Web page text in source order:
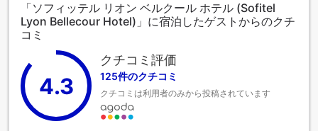
伝いします。定評のある当宿泊施設では、お客様のご滞在
中、肌寒い日は日中でも夜でも、暖炉の暖かさで快適にお過
ごしいただけます。ソフィッテル リオン ベルクール ホテルで
は最小限の荷物で旅行することが可能で、宿泊施設のランド
リーサービスはお客様の衣類を清潔に保ちます。また、室内
設備・サービスとしてルームサービスをご用意しております
ので、快適なご滞在をお楽しみいただけます。すべてのお客
様の健康と利便性を確保するため、当宿泊施設内は全面禁煙
となっております。 すべてのゲストとスタッフの健康とウェ
「ソフィッテル リオン ベルクール ホテル (Sofitel
Lyon Bellecour Hotel)」に宿泊したゲストからのクチ
コミ
4.3
クチコミ評価
125件のクチコミ
クチコミは利用者のみから投稿されています